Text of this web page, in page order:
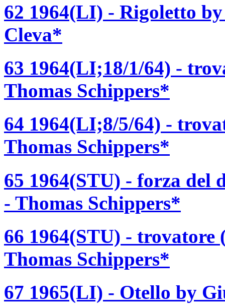
62 1964(LI) - Rigoletto
Cleva*
63 1964(LI;18/1/64) -
Thomas Schippers*
64 1964(LI;8/5/64) -
Thomas Schippers*
65 1964(STU) - forza del
- Thomas Schippers*
66 1964(STU) -
Thomas Schippers*
67 1965(LI) - Otello by